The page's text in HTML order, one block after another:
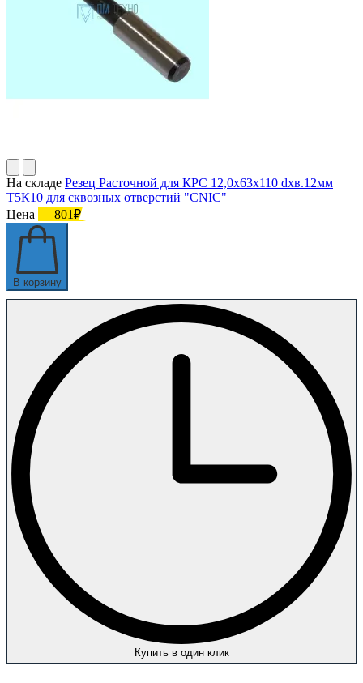
На складе Резец Расточной для КРС 12,0х63х110 dхв.12мм
Т5К10 для сквозных отверстий "CNIC"
Цена
801₽
В корзину
Купить в один клик